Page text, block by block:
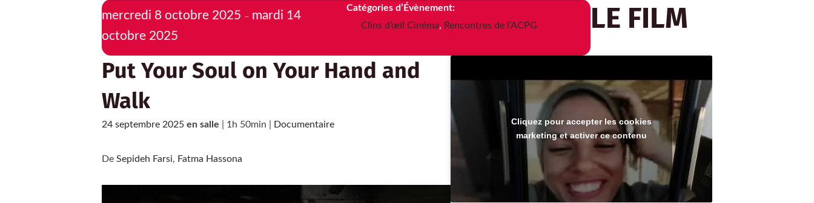
mercredi 8 octobre 2025 – mardi 14
octobre 2025
Catégories d’Évènement:
Clins d’œil Cinéma, Rencontres de l’ACPG LE FILM
Put Your Soul on Your Hand and
Walk
24 septembre 2025 en salle | 1h 50min | Documentaire
De Sepideh Farsi, Fatma Hassona
Cliquez pour accepter les cookies
marketing et activer ce contenu